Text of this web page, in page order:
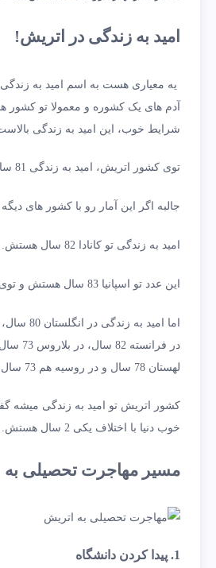
امید به زندگی در اتریش!
یه معیاری هست به اسم امید به
آدم های یک کشوره و معمولا تو کشور
شرایط خوب، این امید به زندگی
توی کشور اتریش، امید به زندگی 81 سال هستش.
جالبه اگر این آمار رو با کشور های
امید به زندگی تو کانادا 82 سال هستش.
این عدد تو اسپانیا 83 سال هستش و توی استرالیا هم 83 ساله.
لهستان 78 سال و در روسیه هم 73 سال هستش.
کشور اتریش تو امید به زندگی میشه
خوب دنیا با اختلاف یکی 2 سال هستش.
مسیر مهاجرت تحصیلی به
1. پیدا کردن دانشگاه